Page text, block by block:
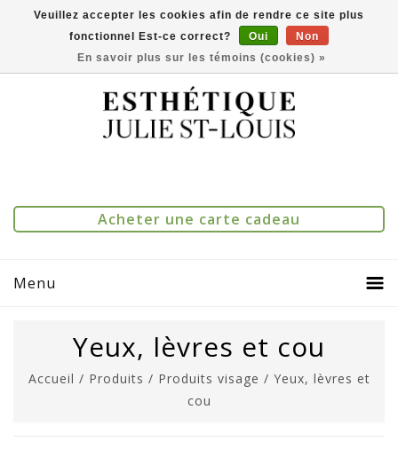
Comparer(0)
Acheter une carte cadeau
Menu
Yeux, lèvres et cou
Accueil / Produits / Produits visage / Yeux, lèvres et
cou
Veuillez accepter les cookies afin de rendre ce site plus
fonctionnel Est-ce correct?
Oui
Non
En savoir plus sur les témoins (cookies) »